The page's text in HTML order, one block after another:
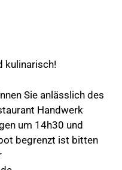
kulinarisch!
Sie anlässlich des
Handwerk
um 14h30 und
begrenzt ist bitten